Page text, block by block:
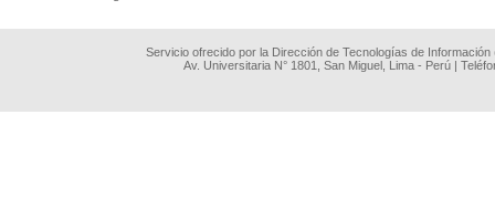
Servicio ofrecido por la Dirección de Tecnologías de
Av. Universitaria N° 1801, San Miguel, Lima - Perú |